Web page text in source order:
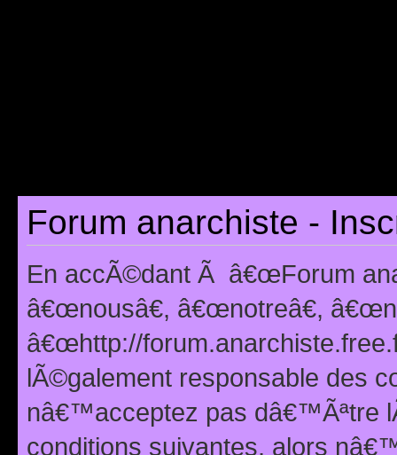
Forum anarchiste -
En accÃ©dant Ã â€œForum
â€œnousâ€, â€œnotreâ€,
â€œhttp://
lÃ©galement responsable des
nâ€™acceptez pas dâ€™Ãªtre
conditions suivantes, alors